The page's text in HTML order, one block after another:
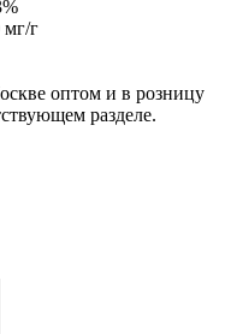
мг/г
оптом и в розницу
разделе.